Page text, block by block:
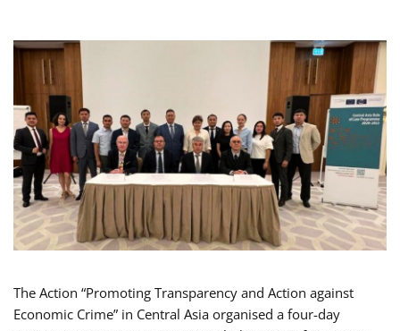
The Action “Promoting Transparency and Action against
Economic Crime” in Central Asia organised a four-day